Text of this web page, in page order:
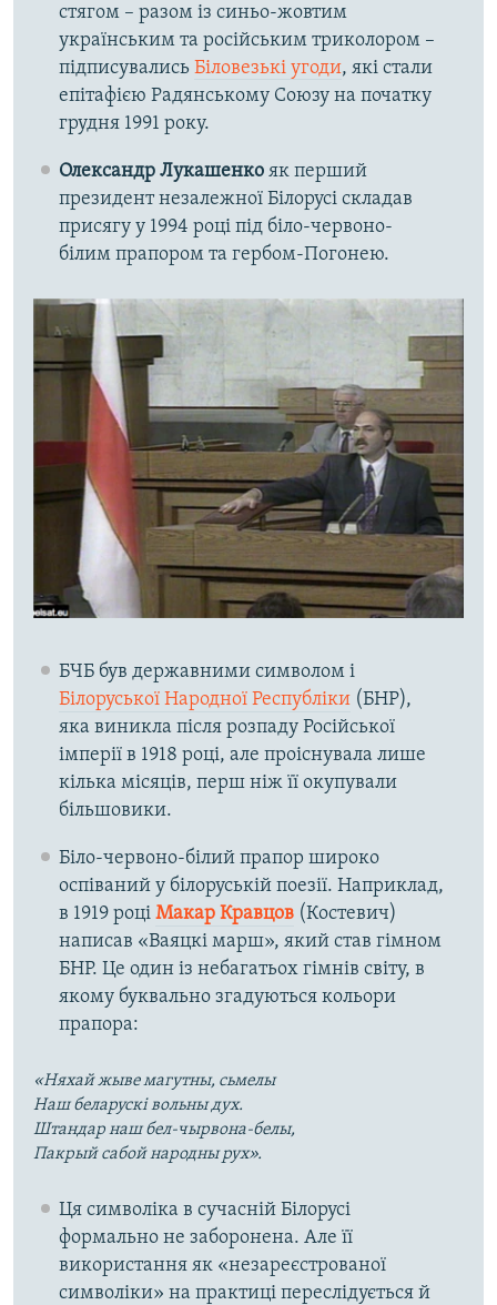
стягом – разом із синьо-жовтим
українським та російським триколором –
підписувались Біловезькі угоди, які стали
епітафією Радянському Союзу на початку
грудня 1991 року.
Олександр Лукашенкояк перший
президент незалежної Білорусі складав
присягу у 1994 році під біло-червоно-
білим прапором та гербом-Погонею.
БЧБ був державними символом і
Білоруської Народної Республіки(БНР),
яка виникла після розпаду Російської
імперії в 1918 році, але проіснувала лише
кілька місяців, перш ніж її окупували
більшовики.
Біло-червоно-білий прапор широко
оспіваний у білоруській поезії. Наприклад,
в 1919 році Макар Кравцов(Костевич)
написав «Ваяцкі марш», який став гімном
БНР. Це один із небагатьох гімнів світу, в
якому буквально згадуються кольори
прапора:
«Няхай жыве магутны, сьмелы
Наш беларускі вольны дух.
Штандар наш бел-чырвона-белы,
Пакрый сабой народны рух».
Ця символіка в сучасній Білорусі
формально не заборонена. Але її
використання як «незареєстрованої
символіки» на практиці переслідується й